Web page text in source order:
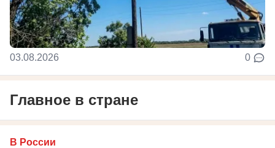
03.08.2026 0
Главное в стране
В России